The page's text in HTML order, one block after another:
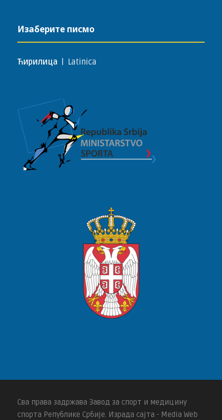
Изаберите писмо
Ћирилица Latinica
Сва права задржава Завод за спорт и медицину
спорта Републике Србије. Израда сајта - Media Web